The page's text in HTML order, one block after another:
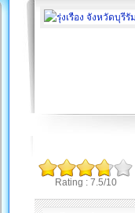
Rating : 7.5/10